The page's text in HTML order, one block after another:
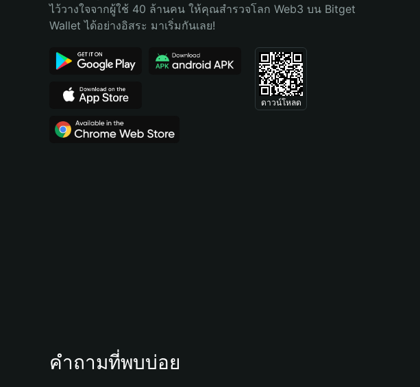
Português (Brasil)
ไว้วางใจจากผู้ใช้ 40 ล้านคน ให้คุณสำรวจโลก Web3 บน Bitget
Wallet ได้อย่างอิสระ มาเริ่มกันเลย!
ดาวน์โหลด
คำถามที่พบบ่อย